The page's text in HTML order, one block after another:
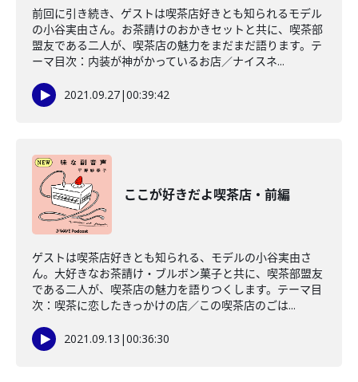
前回に引き続き、ゲストは喫茶店好きとも知られるモデル
の小谷実由さん。お茶請けのおかきセットと共に、喫茶部
盟友である二人が、喫茶店の魅力をまだまだ語ります。テ
ーマ目次：内装が神がかっているお店／ナイスネ...
2021.09.27|00:39:42
ここが好きだよ喫茶店・前編
ゲストは喫茶店好きとも知られる、モデルの小谷実由さ
ん。大好きなお茶請け・ブルボン菓子と共に、喫茶部盟友
である二人が、喫茶店の魅力を語りつくします。テーマ目
次：喫茶に恋したきっかけの店／この喫茶店のごは...
2021.09.13 |00:36:30